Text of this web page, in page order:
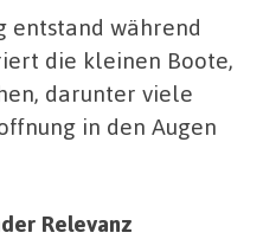
entstand während
die kleinen Boote,
darunter viele
in den Augen
Relevanz